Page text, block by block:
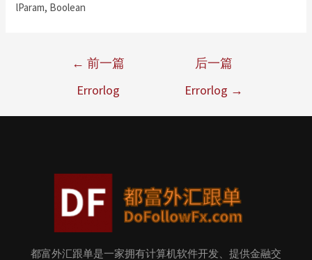
lParam, Boolean
← 前一篇
Errorlog
后一篇
Errorlog →
都富外汇跟单是一家拥有计算机软件开发、提供金融交